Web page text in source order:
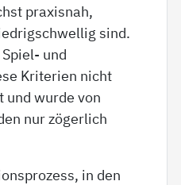
praxisnah,
sind.
und
Kriterien nicht
wurde von
nur zögerlich
in den